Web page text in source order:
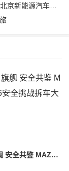
「四好」旗舰 安全共鉴 MAZDA EZ-6安全挑战拆车大揭秘